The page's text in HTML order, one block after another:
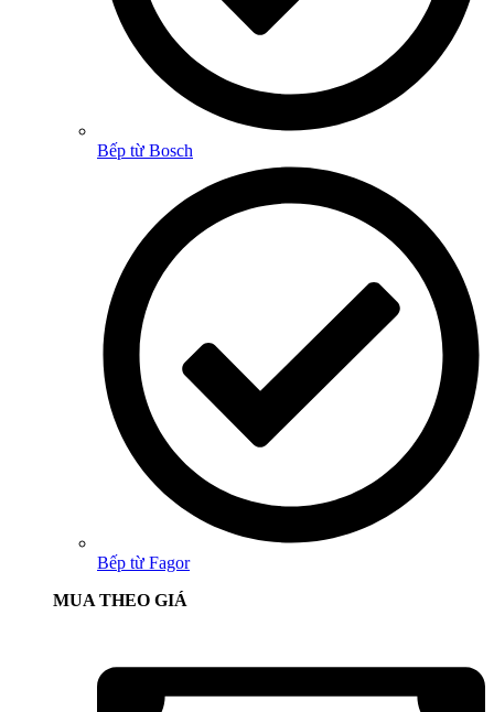
Bếp từ Bosch
Bếp từ Fagor
MUA THEO GIÁ